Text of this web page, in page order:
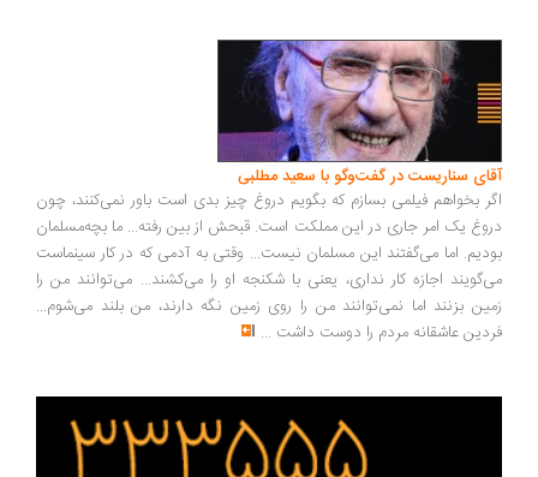
سناریست در گفت‌وگو با سعید مطلبی
بخواهم فیلمی بسازم که بگویم دروغ چیز بدی است باور نمی‌کنند، چون
یک امر جاری در این مملکت است. قبحش از بین رفته... ما بچه‌مسلمان
اما می‌گفتند این مسلمان نیست... وقتی به آدمی که در کار سینماست
اجازه کار نداری، یعنی با شکنجه او را می‌کشند... می‌توانند من را
بزنند اما نمی‌توانند من را روی زمین نگه دارند، من بلند می‌شوم...
عاشقانه مردم را دوست داشت ...